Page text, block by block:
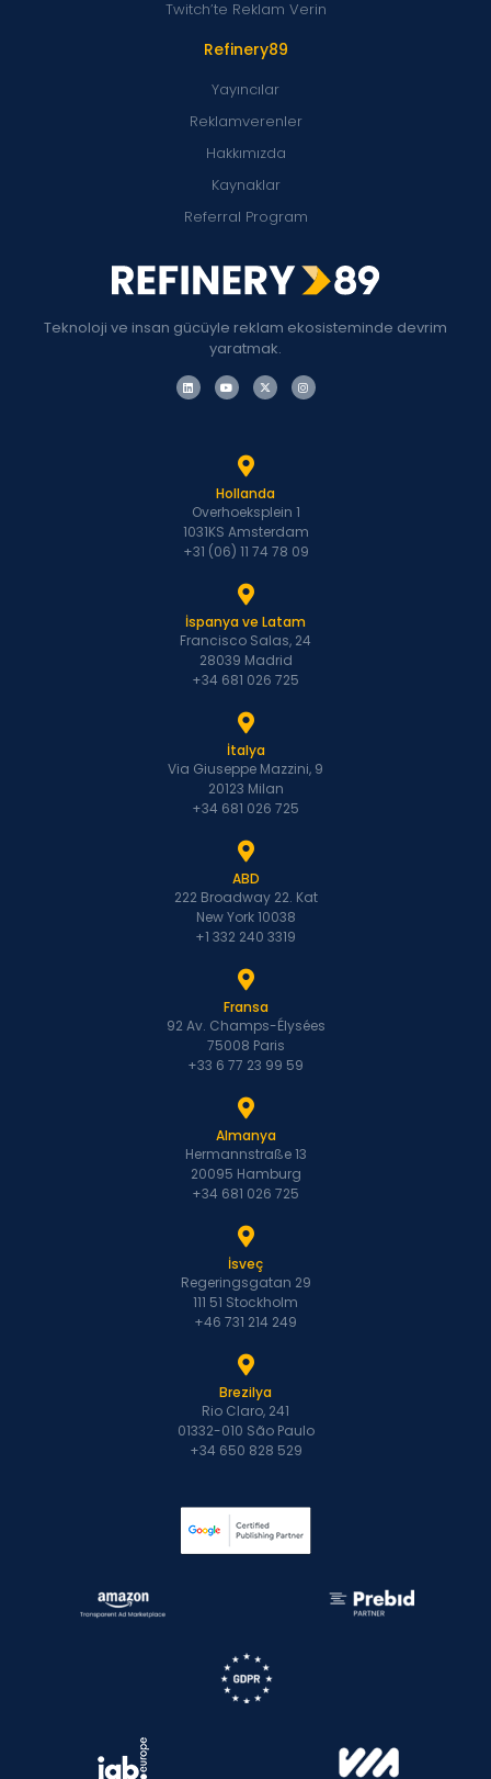
Teknoloji ve insan gücüyle reklam ekosisteminde devrim
yaratmak.
Refinery89
Yayıncılar
Reklamverenler
Hakkımızda
Kaynaklar
Referral Program
Twitch’te Reklam Verin
Hollanda
Overhoeksplein 1
1031KS Amsterdam
+31 (06) 11 74 78 09
İspanya ve Latam
Francisco Salas, 24
28039 Madrid
+34 681 026 725
İtalya
Via Giuseppe Mazzini, 9
20123 Milan
+34 681 026 725
ABD
222 Broadway 22. Kat
New York 10038
+1 332 240 3319
Fransa
92 Av. Champs-Élysées
75008 Paris
+33 6 77 23 99 59
Almanya
Hermannstraße 13
20095 Hamburg
+34 681 026 725
İsveç
Regeringsgatan 29
111 51 Stockholm
+46 731 214 249
Brezilya
Rio Claro, 241
01332-010 São Paulo
+34 650 828 529